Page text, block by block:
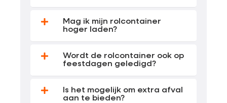
Mag ik mijn rolcontainer
hoger laden?
Wordt de rolcontainer ook op
feestdagen geledigd?
Is het mogelijk om extra afval
aan te bieden?